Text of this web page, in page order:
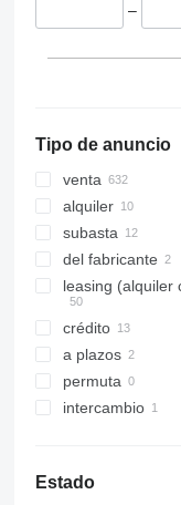
–
Tipo de anuncio
venta
alquiler
subasta
del fabricante
leasing (alquiler
crédito
a plazos
permuta
intercambio
Estado